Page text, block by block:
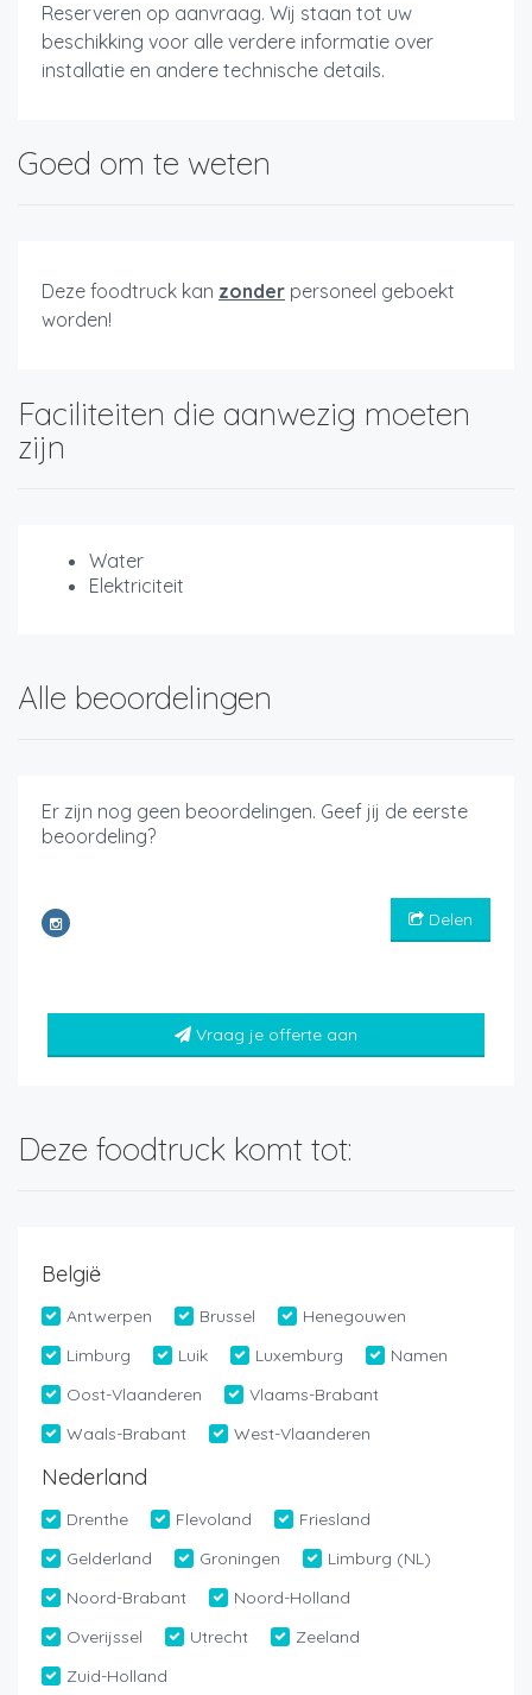
Reserveren op aanvraag. Wij staan tot uw
beschikking voor alle verdere informatie over
installatie en andere technische details.
Goed om te weten
Deze foodtruck kan zonder personeel geboekt
worden!
Faciliteiten die aanwezig moeten
zijn
Water
Elektriciteit
Alle beoordelingen
Er zijn nog geen beoordelingen. Geef jij de eerste
beoordeling?
Delen
Vraag je offerte aan
Deze foodtruck komt tot:
België
Antwerpen Brussel
Henegouwen
Limburg
Luik Luxemburg
Namen
Oost-Vlaanderen
Vlaams-Brabant
Waals-Brabant
West-Vlaanderen
Nederland
Drenthe Flevoland
Friesland
Gelderland
Groningen
Limburg (NL)
Noord-Brabant
Noord-Holland
Overijssel
Utrecht
Zeeland
Zuid-Holland